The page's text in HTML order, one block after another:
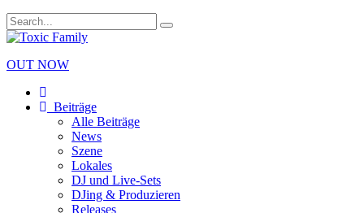
OUT NOW
Beiträge
Alle Beiträge
News
Szene
Lokales
DJ und Live-Sets
DJing & Produzieren
Releases